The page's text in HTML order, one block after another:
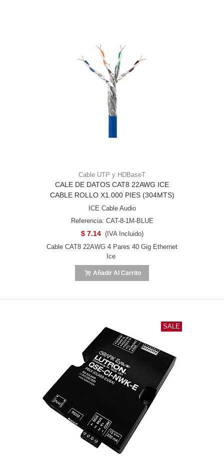
Cable UTP y HDBaseT
CALE DE DATOS CAT8 22AWG ICE
CABLE ROLLO X1.000 PIES (304MTS)
ICE Cable Audio
Referencia: CAT-8-1M-BLUE
$ 7.14 (IVA Incluido)
Cable CAT8 22AWG 4 Pares 40 Gig Ethernet
Ice
Añadir Al Carrito
SALE